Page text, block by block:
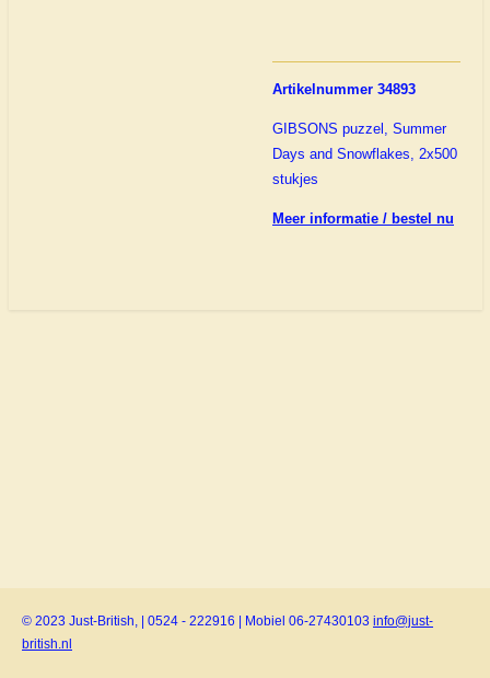
Artikelnummer 34893
GIBSONS puzzel, Summer
Days and Snowflakes, 2x500
stukjes
Meer informatie / bestel nu
© 2023 Just-British, | 0524 - 222916 | Mobiel 06-27430103 info@just-
british.nl